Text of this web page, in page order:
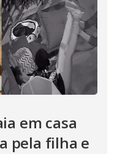
em casa
pela filha e